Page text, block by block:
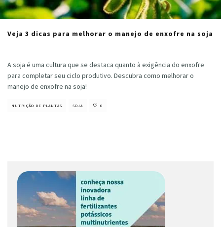
Veja 3 dicas para melhorar o manejo de enxofre na soja
A soja é uma cultura que se destaca quanto à exigência do enxofre
para completar seu ciclo produtivo. Descubra como melhorar o
manejo de enxofre na soja!
NUTRIÇÃO DE PLANTAS SOJA 0